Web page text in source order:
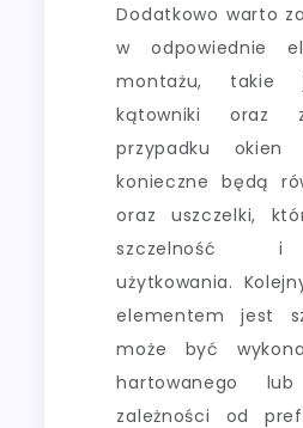
Dodatkowo warto
w odpowiednie
montażu, takie
kątowniki oraz
przypadku okien
konieczne będą
oraz uszczelki,
szczelność
użytkowania.
elementem jest
może być
hartowanego
zależności od